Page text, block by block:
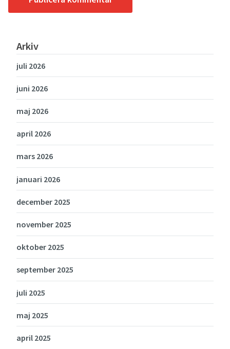
Arkiv
juli 2026
juni 2026
maj 2026
april 2026
mars 2026
januari 2026
december 2025
november 2025
oktober 2025
september 2025
juli 2025
maj 2025
april 2025